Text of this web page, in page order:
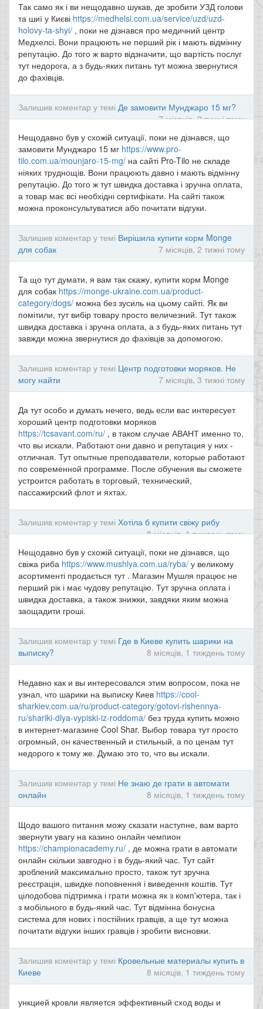
Так само як і ви нещодавно шукав, де зробити УЗД голови
та шиї у Києві https://medhelsi.com.ua/service/uzd/uzd-
holovy-ta-shyi/ , поки не дізнався про медичний центр
Медхелсі. Вони працюють не перший рік і мають відмінну
репутацію. До того ж варто відзначити, що вартість послуг
тут недорога, а з будь-яких питань тут можна звернутися
до фахівців.
Залишив коментар у темі Де замовити Мунджаро 15 мг?
7 місяців, 2 тижні тому
Нещодавно був у схожій ситуації, поки не дізнався, що
замовити Мунджаро 15 мг https://www.pro-
tilo.com.ua/mounjaro-15-mg/ на сайті Pro-Tilo не складе
ніяких труднощів. Вони працюють давно і мають відмінну
репутацію. До того ж тут швидка доставка і зручна оплата,
а товар має всі необхідні сертифікати. На сайті також
можна проконсультуватися або почитати відгуки.
Залишив коментар у темі Вирішила купити корм Monge
для собак
7 місяців, 2 тижні тому
Та що тут думати, я вам так скажу, купити корм Monge
для собак https://monge-ukraine.com.ua/product-
category/dogs/ можна без зусиль на цьому сайті. Як ви
помітили, тут вибір товару просто величезний. Тут також
швидка доставка і зручна оплата, а з будь-яких питань тут
завжди можна звернутися до фахівців за допомогою.
Залишив коментар у темі Центр подготовки моряков. Не
могу найти
7 місяців, 3 тижні тому
Да тут особо и думать нечего, ведь если вас интересует
хороший центр подготовки моряков
https://tcsavant.com/ru/ , в таком случае АВАНТ именно то,
что вы искали. Работают они давно и репутация у них -
отличная. Тут опытные преподаватели, которые работают
по современной программе. После обучения вы сможете
устроится работать в торговый, технический,
пассажирский флот и яхтах.
Залишив коментар у темі Хотіла б купити свіжу рибу
8 місяців, 1 тиждень тому
Нещодавно був у схожій ситуації, поки не дізнався, що
свіжа риба https://www.mushlya.com.ua/ryba/ у великому
асортименті продається тут . Магазин Мушля працює не
перший рік і має чудову репутацію. Тут зручна оплата і
швидка доставка, а також знижки, завдяки яким можна
заощадити гроші.
Залишив коментар у темі Где в Киеве купить шарики на
выписку?
8 місяців, 1 тиждень тому
Недавно как и вы интересовался этим вопросом, пока не
узнал, что шарики на выписку Киев https://cool-
sharkiev.com.ua/ru/product-category/gotovi-rishennya-
ru/shariki-dlya-vypiski-iz-roddoma/ без труда купить можно
в интернет-магазине Cool Shar. Выбор товара тут просто
огромный, он качественный и стильный, а по ценам тут
недорого к тому же. Думаю это то, что вы искали.
Залишив коментар у темі Не знаю де грати в автомати
онлайн
8 місяців, 1 тиждень тому
Щодо вашого питання можу сказати наступне, вам варто
звернути увагу на казино онлайн чемпион
https://championacademy.ru/ , де можна грати в автомати
онлайн скільки завгодно і в будь-який час. Тут сайт
зроблений максимально просто, також тут зручна
реєстрація, швидке поповнення і виведення коштів. Тут
цілодобова підтримка і грати можна як з комп'ютера, так і
з мобільного в будь-який час. Тут відмінна бонусна
система для нових і постійних гравців, а ще тут можна
почитати відгуки інших гравців і зробити висновки.
Залишив коментар у темі Кровельные материалы купить в
Киеве
8 місяців, 1 тиждень тому
ункцией кровли является эффективный сход воды и